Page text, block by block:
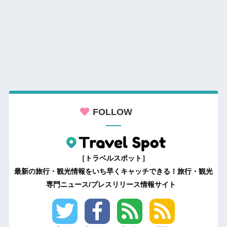
FOLLOW
［トラベルスポット］
最新の旅行・観光情報をいち早くキャッチできる！旅行・観光
専門ニュース/プレスリリース情報サイト